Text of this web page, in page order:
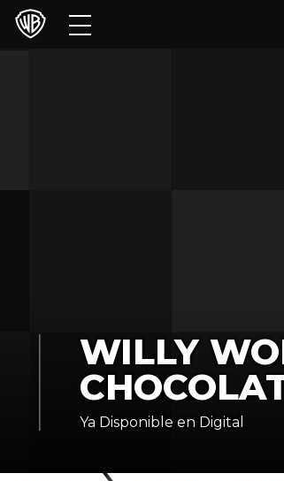
Películas
HBO Max
WILLY
Ya Disponible en Digital